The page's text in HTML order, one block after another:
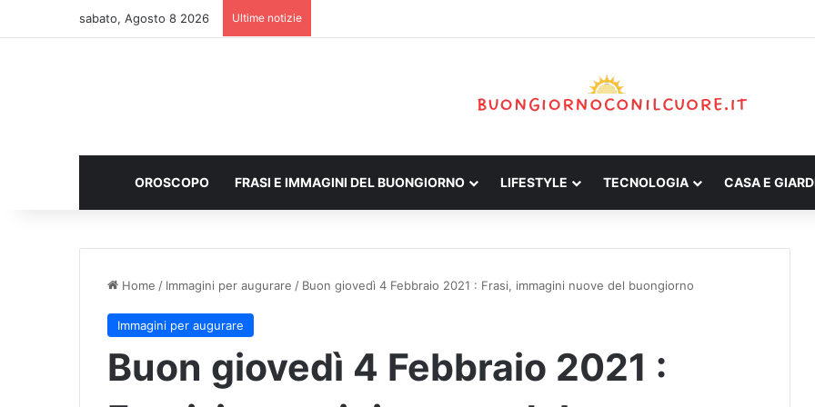
sabato, Agosto 8 2026 Ultime notizie
OROSCOPO FRASI E IMMAGINI DEL BUONGIORNO LIFESTYLE TECNOLOGIA CASA E
Home / Immagini per augurare / Buon giovedì 4 Febbraio 2021 : Frasi, immagini nuove del buongiorno
Immagini per augurare
Buon giovedì 4 Febbraio 2021 :